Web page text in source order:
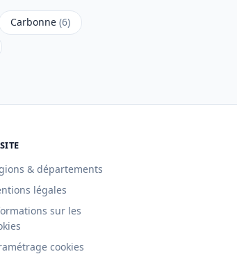
Carbonne (6)
& départements
légales
sur les
cookies